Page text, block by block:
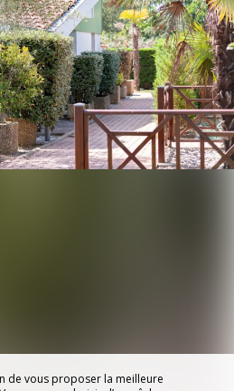
de vous proposer la meilleure